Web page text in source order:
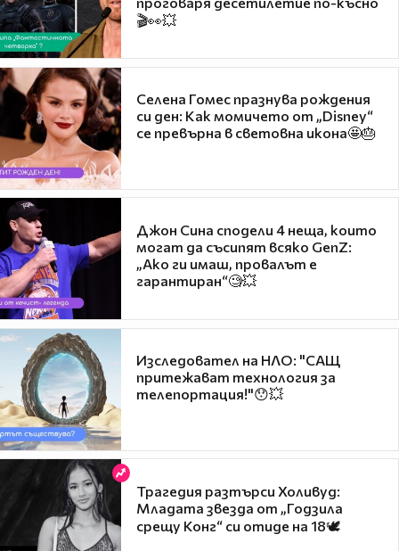
🎬👀💥
Селена Гомес празнува рождения
си ден: Как момичето от „Disney“
се превърна в световна икона🤩🎂
Джон Сина сподели 4 неща, които
могат да съсипят всяко GenZ:
„Ако ги имаш, провалът е
гарантиран“🧐💥
Изследовател на НЛО: "САЩ
притежават технология за
телепортация!"😯💥
Трагедия разтърси Холивуд:
Младата звезда от „Годзила
срещу Конг“ си отиде на 18🕊️